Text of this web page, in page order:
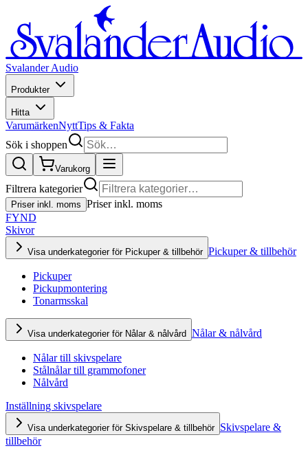
Svalander Audio
Produkter
Hitta
VarumärkenNyttTips & Fakta
Sök i shoppen
Varukorg
Filtrera kategorier
Priser inkl. moms Priser inkl. moms
FYND
Skivor
Visa underkategorier för Pickuper & tillbehör Pickuper & tillbehör
Pickuper
Pickupmontering
Tonarmsskal
Visa underkategorier för Nålar & nålvård Nålar & nålvård
Nålar till skivspelare
Stålnålar till grammofoner
Nålvård
Inställning skivspelare
Visa underkategorier för Skivspelare & tillbehör Skivspelare &
tillbehör